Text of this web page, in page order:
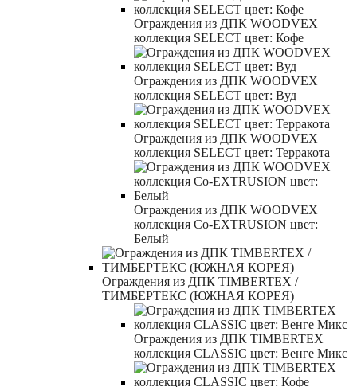
Ограждения из ДПК WOODVEX
коллекция SELECT цвет: Кофе
Ограждения из ДПК WOODVEX
коллекция SELECT цвет: Вуд
Ограждения из ДПК WOODVEX
коллекция SELECT цвет: Терракота
Ограждения из ДПК WOODVEX
коллекция Co-EXTRUSION цвет:
Белый
Ограждения из ДПК TIMBERTEX /
ТИМБЕРТЕКС (ЮЖНАЯ КОРЕЯ)
Ограждения из ДПК TIMBERTEX
коллекция CLASSIC цвет: Венге Микс